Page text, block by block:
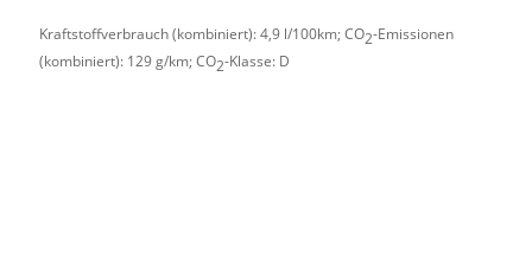
Kraftstoffverbrauch (kombiniert):4,9 l/100km;CO2-Emissionen
(kombiniert): 129 g/km;CO2-Klasse: D